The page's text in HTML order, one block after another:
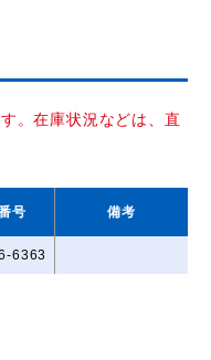
。在庫状況などは、直
号 備考
6363